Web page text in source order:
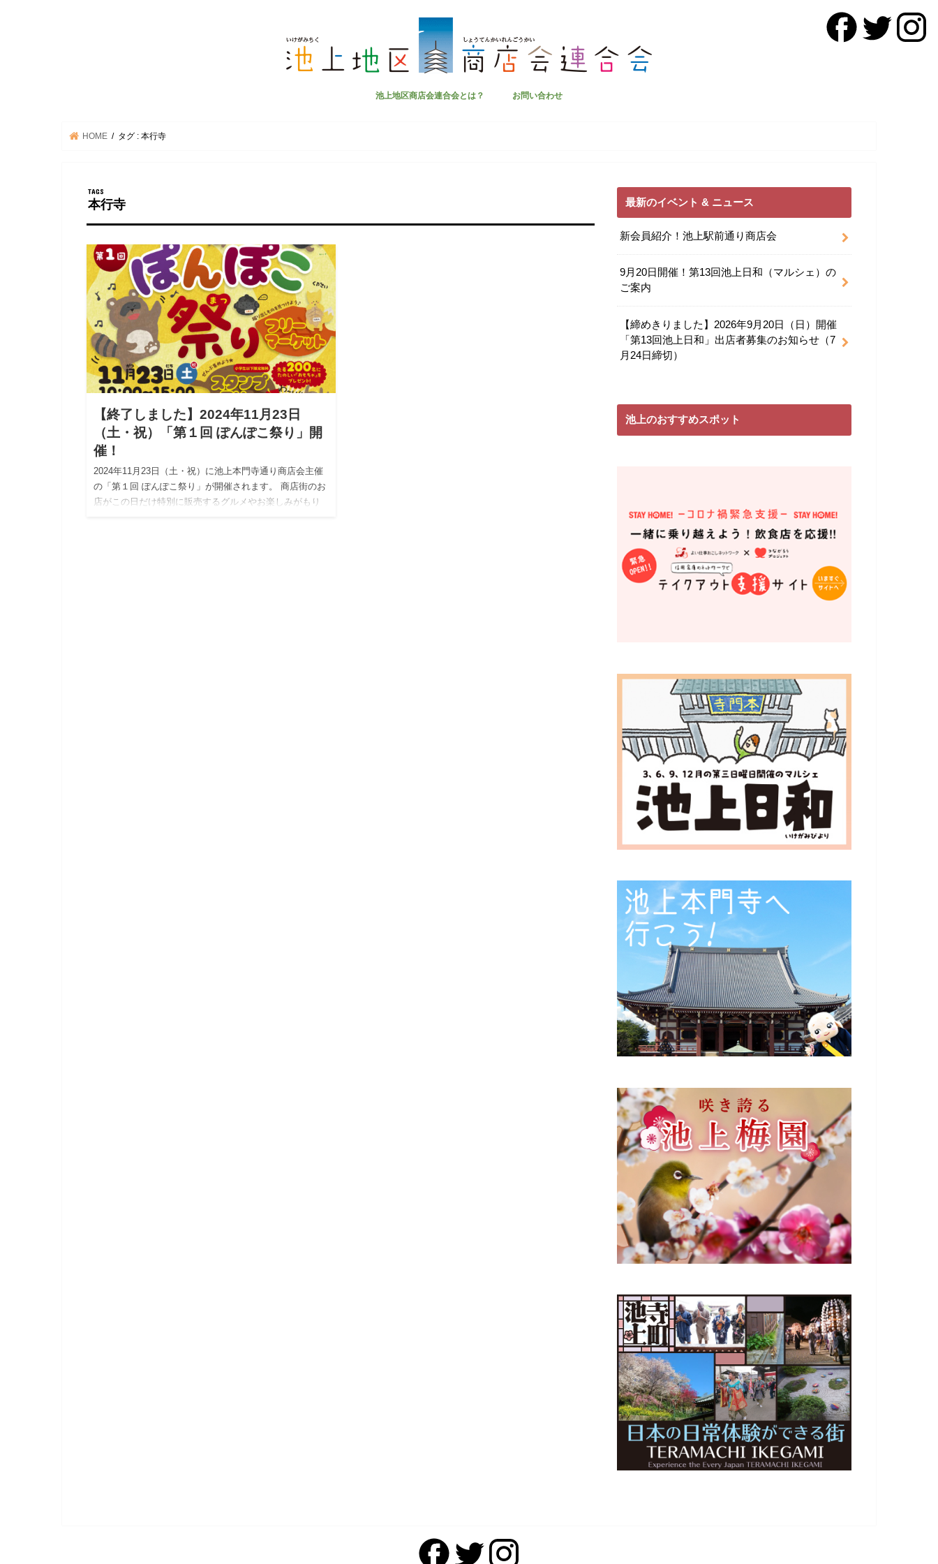
池上地区商店会連合会とは？ お問い合わせ
HOME タグ : 本行寺
本行寺
【終了しました】2024年11月23日
（土・祝）「第１回 ぽんぽこ祭り」開
催！
2024年11月23日（土・祝）に池上本門寺通り商店会主催
の「第１回 ぽんぽこ祭り」が開催されます。 商店街のお
店がこの日だけ特別に販売するグルメやお楽しみがもり
最新のイベント & ニュース
新会員紹介！池上駅前通り商店会
9月20日開催！第13回池上日和（マルシェ）の
ご案内
【締めきりました】2026年9月20日（日）開催
「第13回池上日和」出店者募集のお知らせ（7
月24日締切）
池上のおすすめスポット